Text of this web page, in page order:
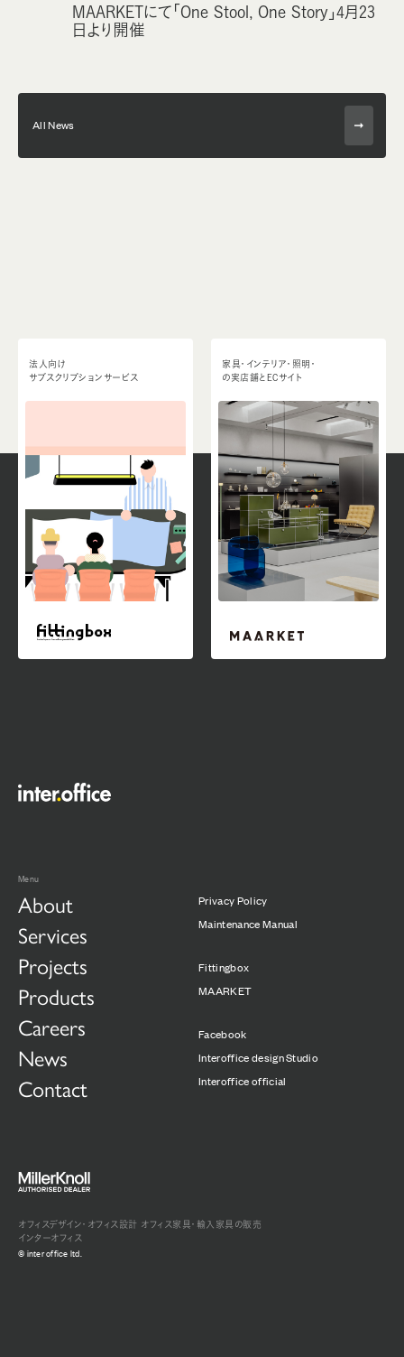
MAARKETにて「One Stool, One Story」4月23
日より開催
All News
法人向け
サブスクリプションサービス
家具・インテリア・照明・
の実店舗とECサイト
Menu
About
Services
Projects
Products
Careers
News
Contact
Privacy Policy
Maintenance Manual
Fittingbox
MAARKET
Facebook
Interoffice design Studio
Interoffice official
オフィスデザイン・オフィス設計 オフィス家具・輸入家具の販売
インターオフィス
© inter office ltd.